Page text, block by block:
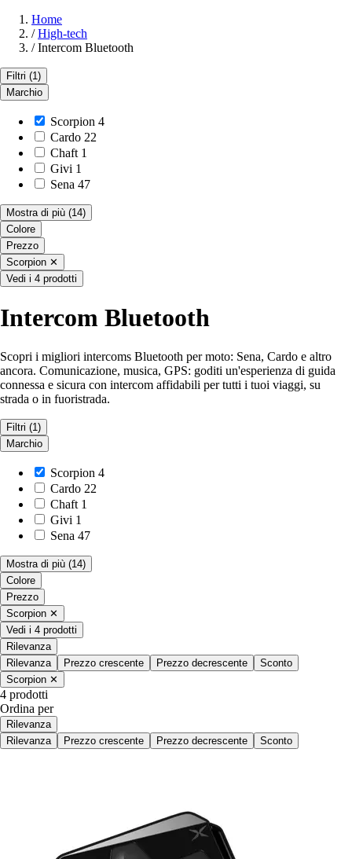
Home
/ High-tech
/ Intercom Bluetooth
Filtri (1)
Marchio
Scorpion 4
Cardo 22
Chaft 1
Givi 1
Sena 47
Mostra di più (14)
Colore
Prezzo
Scorpion ✕
Vedi i 4 prodotti
Intercom Bluetooth
Scopri i migliori intercoms Bluetooth per moto: Sena, Cardo e altro
ancora. Comunicazione, musica, GPS: goditi un'esperienza di guida
connessa e sicura con intercom affidabili per tutti i tuoi viaggi, su
strada o in fuoristrada.
Filtri (1)
Marchio
Scorpion 4
Cardo 22
Chaft 1
Givi 1
Sena 47
Mostra di più (14)
Colore
Prezzo
Scorpion ✕
Vedi i 4 prodotti
Rilevanza
Rilevanza
Prezzo crescente Prezzo decrescente
Sconto
Scorpion ✕
4 prodotti
Ordina per
Rilevanza
Rilevanza
Prezzo crescente Prezzo decrescente Sconto